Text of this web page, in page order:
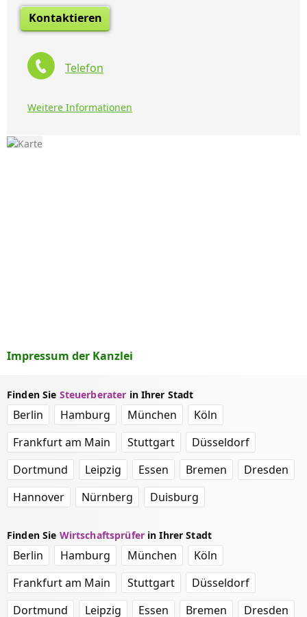
Kontaktieren
Telefon
Weitere Informationen
Impressum der Kanzlei
Finden Sie Steuerberater in Ihrer Stadt
Berlin Hamburg München
Köln
Frankfurt am Main
Stuttgart
Düsseldorf
Dortmund
Leipzig Essen Bremen
Dresden
Hannover
Nürnberg Duisburg
Finden Sie Wirtschaftsprüferin Ihrer Stadt
Berlin Hamburg München
Köln
Frankfurt am Main
Stuttgart
Düsseldorf
Dortmund
Leipzig Essen Bremen
Dresden